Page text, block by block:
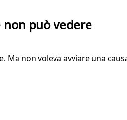
non può vedere
non voleva avviare una